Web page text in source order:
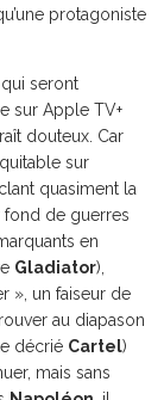
protagoniste
seront
sur Apple TV+
douteux. Car
sur
quasiment la
de guerres
en
Gladiator),
», un faiseur de
au diapason
décrié Cartel)
mais sans